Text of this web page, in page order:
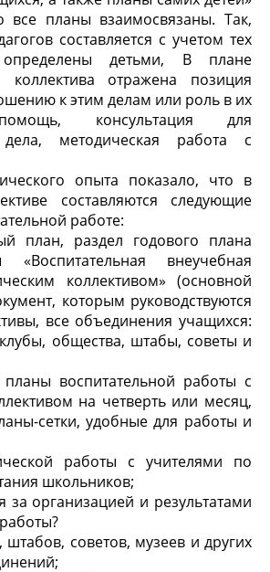
все планы взаимосвязаны. Так,
составляется с учетом тех
детьми, В плане
коллектива отражена позиция
к этим делам или роль в их
консультация для
дела, методическая работа с
опыта показало, что в
составляются следующие
работе:
план, раздел годового плана
внеучебная
коллективом» (основной
которым руководствуются
все объединения учащихся:
общества, штабы, советы и
воспитательной работы с
на четверть или месяц,
сетки, удобные для работы и
работы с учителями по
школьников;
организацией и результатами
советов, музеев и других